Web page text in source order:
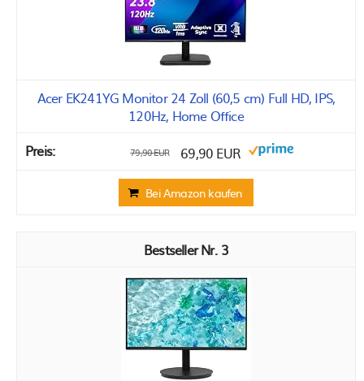
Acer EK241YG Monitor 24 Zoll (60,5 cm) Full HD, IPS,
120Hz, Home Office
79,90 EUR 69,90 EUR
Bei Amazon kaufen
3